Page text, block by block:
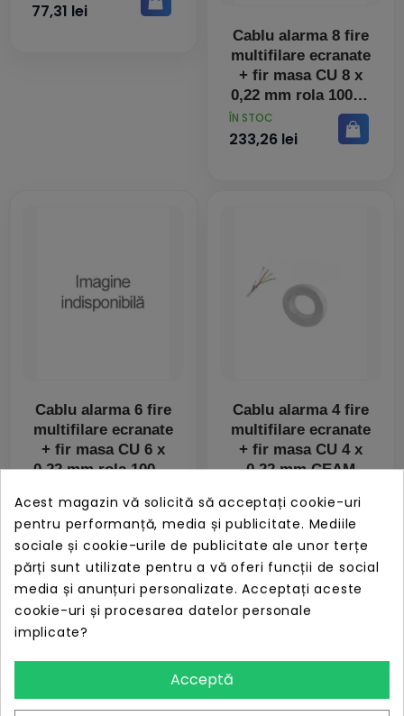
77,31 lei
Cablu alarma 8 fire
multifilare ecranate
+ fir masa CU 8 x
0,22 mm rola 100ml
CVSMq5 BBB
PRET
ÎN STOC
233,26 lei
Cablu alarma 6 fire
multifilare ecranate
+ fir masa CU 6 x
0,22 mm rola 100ml
304,42 lei
Cablu alarma 4 fire
multifilare ecranate
+ fir masa CU 4 x
0,22 mm CEAM
203,98 lei
Recomandat
multifilare ecranate
fir masa CU 6 x 0,22
Recomandat
TED TED002297
Acest magazin vă solicită să acceptați cookie-uri
pentru performanță, media și publicitate. Mediile
sociale și cookie-urile de publicitate ale unor terțe
părți sunt utilizate pentru a vă oferi funcții de social
media și anunțuri personalizate. Acceptați aceste
cookie-uri și procesarea datelor personale
implicate?
Acceptă